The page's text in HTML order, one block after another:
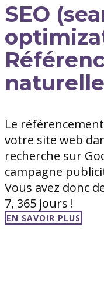
SEO
naturelle
Le
votre site web
recherche sur
campagne
Vous avez donc
7, 365 jours !
EN SAVOIR PLUS